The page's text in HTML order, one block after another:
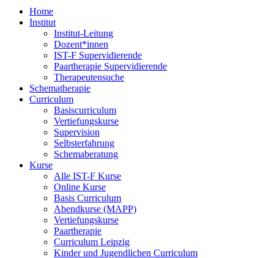
Home
Institut
Institut-Leitung
Dozent*innen
IST-F Supervidierende
Paartherapie Supervidierende
Therapeutensuche
Schematherapie
Curriculum
Basiscurriculum
Vertiefungskurse
Supervision
Selbsterfahrung
Schemaberatung
Kurse
Alle IST-F Kurse
Online Kurse
Basis Curriculum
Abendkurse (MAPP)
Vertiefungskurse
Paartherapie
Curriculum Leipzig
Kinder und Jugendlichen Curriculum